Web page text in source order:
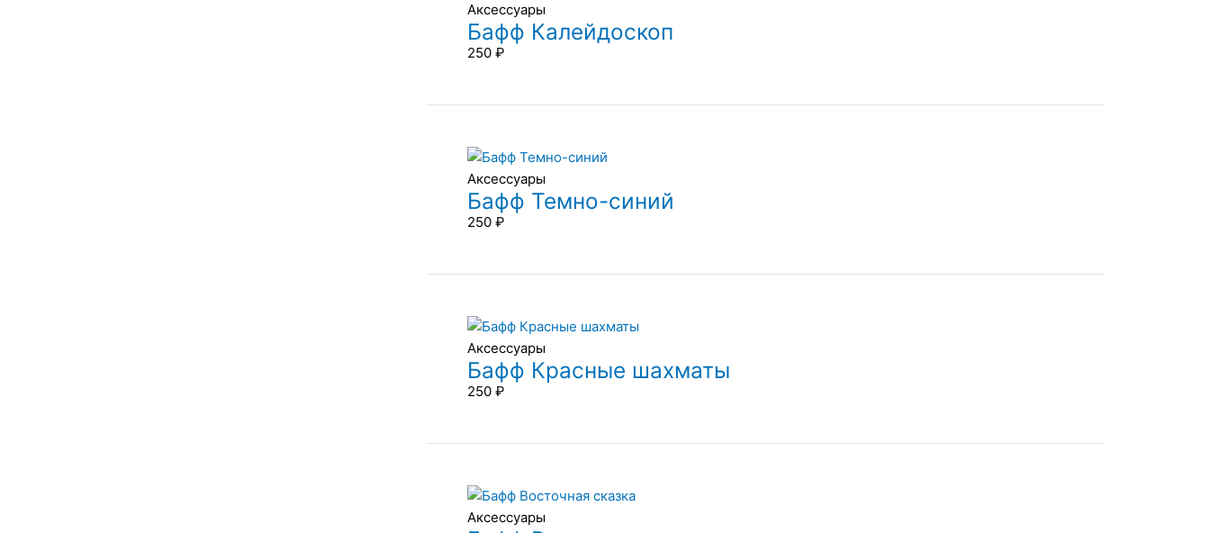
Аксессуары
Бафф Калейдоскоп
250 ₽
Аксессуары
Бафф Темно-синий
250 ₽
Аксессуары
Бафф Красные шахматы
250 ₽
Аксессуары